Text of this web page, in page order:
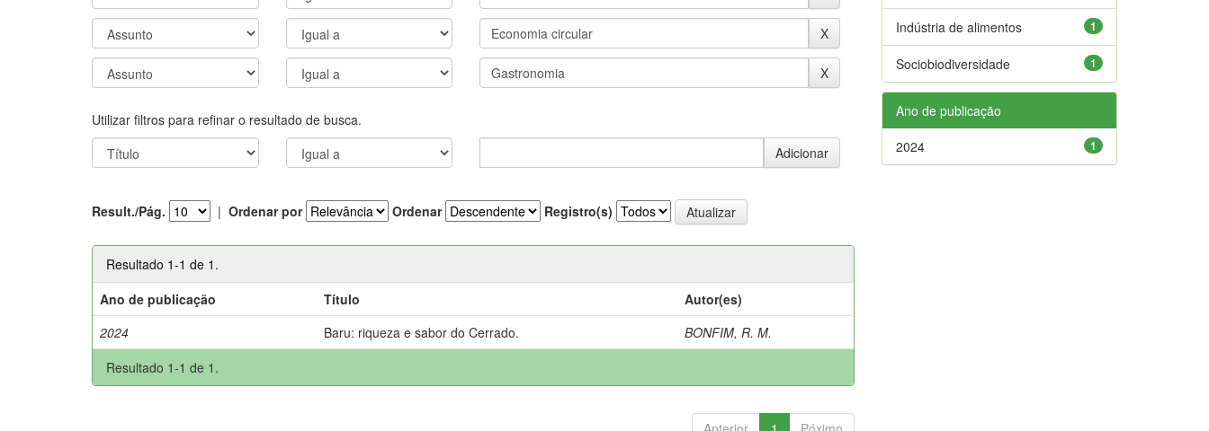
Utilizar filtros para refinar o resultado de busca.
Result./Pág. | Ordenar por Ordenar Registro(s)
Resultado 1-1 de 1.
Ano de publicação
Título
Autor(es)
2024
Baru: riqueza e sabor do Cerrado.
BONFIM, R. M.
Resultado 1-1 de 1.
1
Indústria de alimentos
1
Sociobiodiversidade
Ano de publicação
1
2024